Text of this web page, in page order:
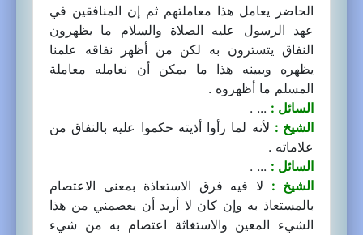
الحاضر يعامل هذا معاملتهم ثم إن المنافقين في
عهد الرسول عليه الصلاة والسلام ما يظهرون
النفاق يتسترون به لكن من أظهر نفاقه علمنا
يظهره ويبينه هذا ما يمكن أن نعامله معاملة
المسلم ما أظهروه .
السائل : ... .
الشيخ : لأنه لما رأوا أذيته حكموا عليه بالنفاق من
علاماته .
السائل : ... .
الشيخ : لا فيه فرق الاستعاذة بمعنى الاعتصام
بالمستعاذ به وإن كان لا أريد أن يعصمني من هذا
الشيء المعين والاستغاثة اعتصام به من شيء